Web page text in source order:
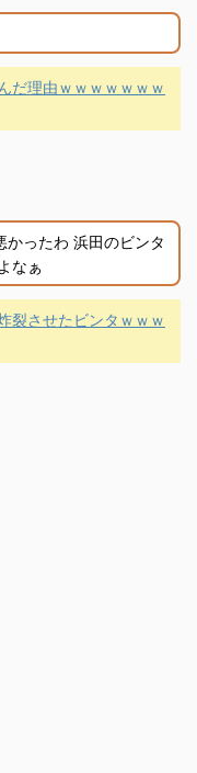
だ理由ｗｗｗｗｗｗｗ
ったわ 浜田のビンタ
なぁ
裂させたビンタｗｗｗ